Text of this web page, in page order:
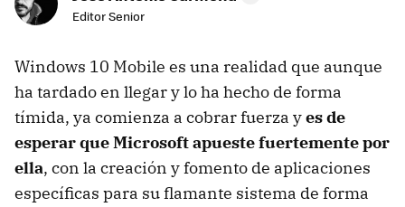
Editor Senior
Windows 10 Mobile es una realidad que aunque
ha tardado en llegar y lo ha hecho de forma
tímida, ya comienza a cobrar fuerza yes de
esperar que Microsoft apueste fuertemente por
ella, con la creación y fomento de aplicaciones
específicas para su flamante sistema de forma